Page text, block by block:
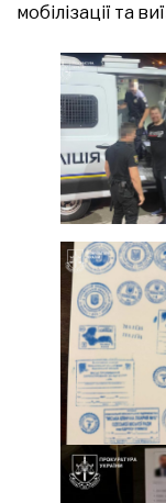
мобілізації та